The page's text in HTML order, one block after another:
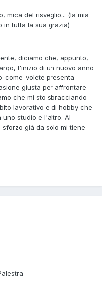
mica del risveglio... (la mia
in tutta la sua grazia)
diciamo che, appunto,
l'inizio di un nuovo anno
come-volete presenta
giusta per affrontare
che mi sto sbracciando
lavorativo e di hobby che
uno studio e l'altro. Al
sforzo già da solo mi tiene